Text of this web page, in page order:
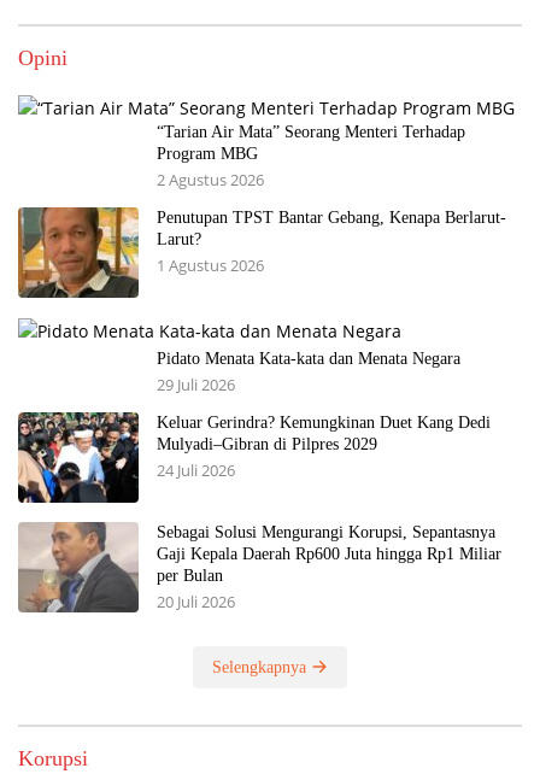
Opini
“Tarian Air Mata” Seorang Menteri Terhadap
Program MBG
2 Agustus 2026
Penutupan TPST Bantar Gebang, Kenapa Berlarut-
Larut?
1 Agustus 2026
Pidato Menata Kata-kata dan Menata Negara
29 Juli 2026
Keluar Gerindra? Kemungkinan Duet Kang Dedi
Mulyadi–Gibran di Pilpres 2029
24 Juli 2026
Sebagai Solusi Mengurangi Korupsi, Sepantasnya
Gaji Kepala Daerah Rp600 Juta hingga Rp1 Miliar
per Bulan
20 Juli 2026
Selengkapnya
Korupsi